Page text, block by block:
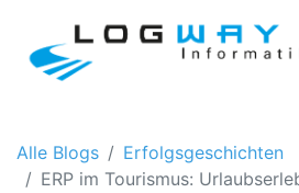
Alle Blogs
Erfolgsgeschichten
ERP im Tourismus: